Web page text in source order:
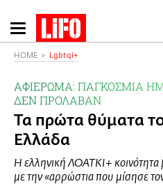
Παράκαμψη
προς
περιεχόμενο
HOME Lgbtqi+
ΑΦΙΕΡΩΜΑ: ΠΑΓΚΟΣΜΙΑ
ΔΕΝ ΠΡΟΛΑΒΑΝ
Τα πρώτα θύματα
Ελλάδα
Η ελληνική ΛΟΑΤΚΙ+ κοινότητα
με την «αρρώστια που μίσησε